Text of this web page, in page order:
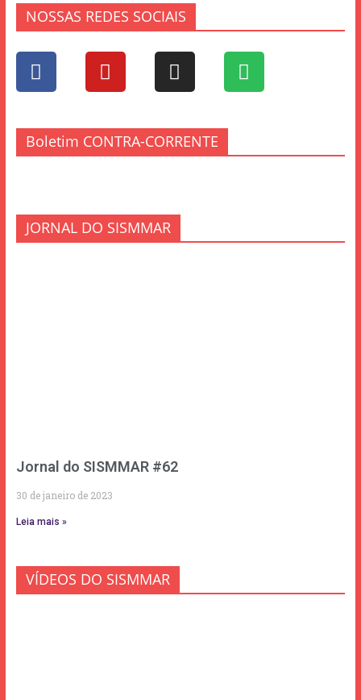
NOSSAS REDES SOCIAIS
Boletim CONTRA-CORRENTE
JORNAL DO SISMMAR
Jornal do SISMMAR #62
30 de janeiro de 2023
Leia mais »
VÍDEOS DO SISMMAR